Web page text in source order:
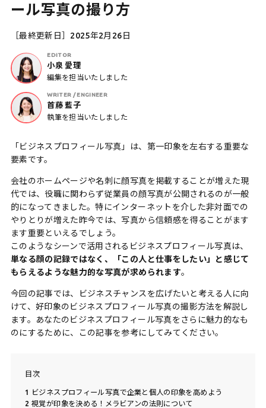
ール写真の撮り方
［最終更新日］2025年2月26日
EDITOR
小泉 愛理
編集を担当いたしました
WRITER / ENGINEER
首藤 藍子
執筆を担当いたしました
「ビジネスプロフィール写真」は、第一印象を左右する重要な
要素です。
会社のホームページや名刺に顔写真を掲載することが増えた現
代では、役職に関わらず従業員の顔写真が公開されるのが一般
的になってきました。特にインターネットを介した非対面での
やりとりが増えた昨今では、写真から信頼感を得ることがます
ます重要といえるでしょう。
このようなシーンで活用されるビジネスプロフィール写真は、
単なる顔の記録ではなく、「この人と仕事をしたい」と感じて
もらえるような魅力的な写真が求められます。
今回の記事では、ビジネスチャンスを広げたいと考える人に向
けて、好印象のビジネスプロフィール写真の撮影方法を解説し
ます。あなたのビジネスプロフィール写真をさらに魅力的なも
のにするために、この記事を参考にしてみてください。
目次
1
ビジネスプロフィール写真で企業と個人の印象を高めよう
2 視覚が印象を決める！メラビアンの法則について